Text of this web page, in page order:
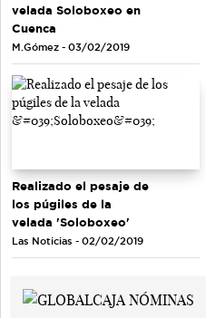
velada Soloboxeo en
Cuenca
M.Gómez - 03/02/2019
Realizado el pesaje de
los púgiles de la
velada 'Soloboxeo'
Las Noticias - 02/02/2019